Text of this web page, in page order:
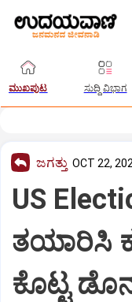
ಮುಖಪುಟ ಸುದ್ದಿ ವಿಭಾಗ
ಜಗತ್ತು OCT 22,
US
ತಯಾರಿಸಿ
ಕೊಟ್ಟ